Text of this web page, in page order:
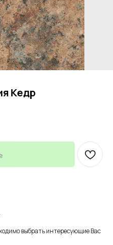
Кедр
выбрать интересующие Вас